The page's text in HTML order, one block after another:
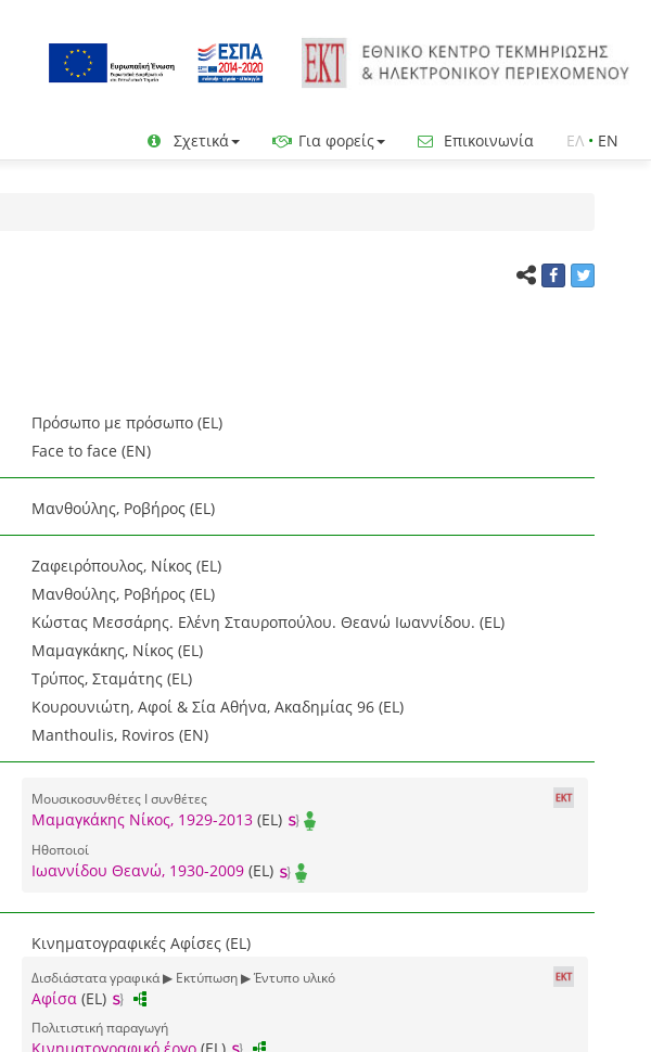
Σχετικά Για φορείς Επικοινωνία ΕΛ • EN
Πρόσωπο με πρόσωπο (EL)
Face to face (EN)
Μανθούλης, Ροβήρος (EL)
Ζαφειρόπουλος, Νίκος (EL)
Μανθούλης, Ροβήρος (EL)
Κώστας Μεσσάρης. Ελένη Σταυροπούλου. Θεανώ Ιωαννίδου. (EL)
Μαμαγκάκης, Νίκος (EL)
Τρύπος, Σταμάτης (EL)
Κουρουνιώτη, Αφοί & Σία Αθήνα, Ακαδημίας 96 (EL)
Manthoulis, Roviros (EN)
Μουσικοσυνθέτες I συνθέτες
Μαμαγκάκης Νίκος, 1929-2013(EL)
Ηθοποιοί
Ιωαννίδου Θεανώ, 1930-2009(EL)
Κινηματογραφικές Αφίσες (EL)
Δισδιάστατα γραφικά ▶ Εκτύπωση ▶ Έντυπο υλικό
Αφίσα (EL)
Πολιτιστική παραγωγή
Κινηματογραφικό έργο(EL)